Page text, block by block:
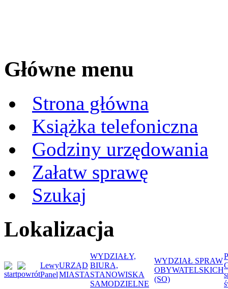
Główne menu
Strona główna
Książka telefoniczna
Godziny urzędowania
Załatw sprawę
Szukaj
Lokalizacja
Lewy
Panel
URZĄD
MIASTA
WYDZIAŁY,
BIURA,
STANOWISKA
SAMODZIELNE
WYDZIAŁ SPRAW
OBYWATELSKICH
(SO)